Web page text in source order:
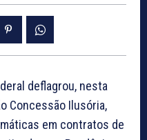
deflagrou, nesta
Concessão Ilusória,
em contratos de